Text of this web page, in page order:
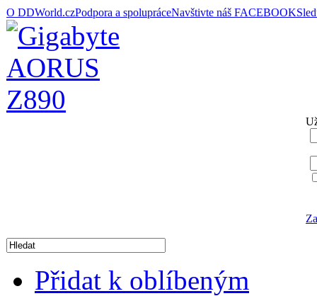
O DDWorld.czPodpora a spolupráceNavštivte náš FACEBOOK
Přidat k oblíbeným